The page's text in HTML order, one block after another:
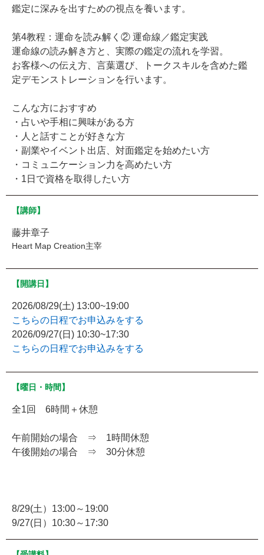
鑑定に深みを出すための視点を養います。
第4教程：運命を読み解く② 運命線／鑑定実践
運命線の読み解き方と、実際の鑑定の流れを学習。
お客様への伝え方、言葉選び、トークスキルを含めた鑑
定デモンストレーションを行います。
こんな方におすすめ
・占いや手相に興味がある方
・人と話すことが好きな方
・副業やイベント出店、対面鑑定を始めたい方
・コミュニケーション力を高めたい方
・1日で資格を取得したい方
【講師】
藤井章子
Heart Map Creation主宰
【開講日】
2026/08/29(土) 13:00~19:00
こちらの日程でお申込みをする
2026/09/27(日) 10:30~17:30
こちらの日程でお申込みをする
【曜日・時間】
全1回 6時間＋休憩
午前開始の場合 ⇒ 1時間休憩
午後開始の場合 ⇒ 30分休憩
8/29(土）13:00～19:00
9/27(日）10:30～17:30